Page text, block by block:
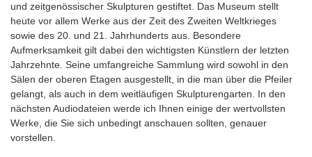
und zeitgenössischer Skulpturen gestiftet. Das Museum stellt
heute vor allem Werke aus der Zeit des Zweiten Weltkrieges
sowie des 20. und 21. Jahrhunderts aus. Besondere
Aufmerksamkeit gilt dabei den wichtigsten Künstlern der letzten
Jahrzehnte. Seine umfangreiche Sammlung wird sowohl in den
Sälen der oberen Etagen ausgestellt, in die man über die Pfeiler
gelangt, als auch in dem weitläufigen Skulpturengarten. In den
nächsten Audiodateien werde ich Ihnen einige der wertvollsten
Werke, die Sie sich unbedingt anschauen sollten, genauer
vorstellen.